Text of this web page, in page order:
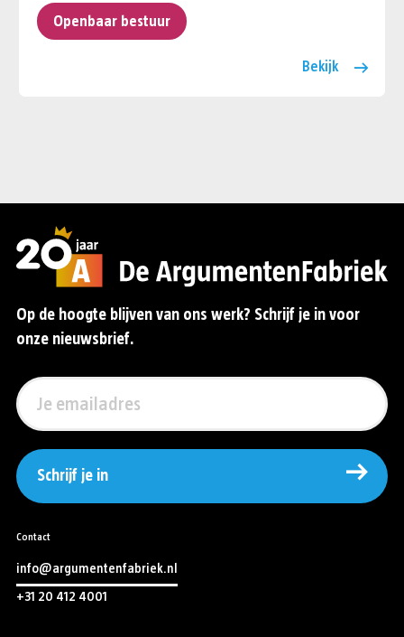
Openbaar bestuur
Bekijk
Op de hoogte blijven van ons werk? Schrijf je in voor
onze nieuwsbrief.
Schrijf je in
Contact
info@argumentenfabriek.nl
+31 20 412 4001